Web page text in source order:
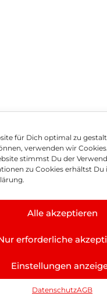
für Dich optimal zu
verwenden wir
stimmst Du der
zu Cookies erhältst Du
Alle akzeptieren
erforderliche
Einstellungen
DatenschutzAGB
, Brodos AG – All Rights